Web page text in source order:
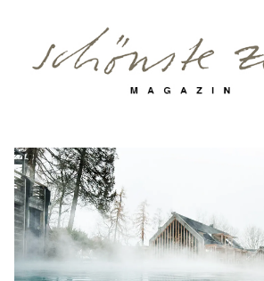
Reiseziele
Genuss
Lifestyle
Erlebnisse